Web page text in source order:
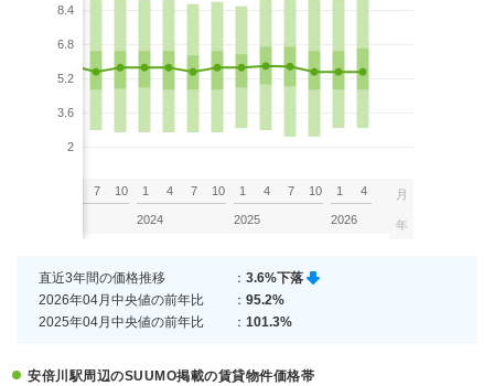
8.4
6.8
5.2
3.6
2
7 10 1 4 7 10
2024
1 4 7 10
2025
1 4
2026
月
年
直近3年間の価格推移 ： 3.6%下落
2026年04月中央値の前年比
： 95.2%
2025年04月中央値の前年比
： 101.3%
安倍川駅周辺のSUUMO掲載の賃貸物件価格帯